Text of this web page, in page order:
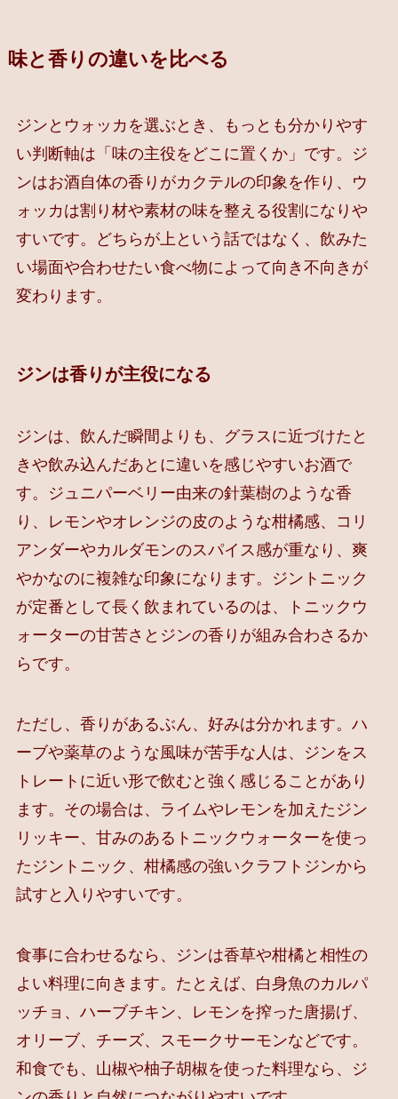
味と香りの違いを比べる
ジンとウォッカを選ぶとき、もっとも分かりやす
い判断軸は「味の主役をどこに置くか」です。ジ
ンはお酒自体の香りがカクテルの印象を作り、ウ
ォッカは割り材や素材の味を整える役割になりや
すいです。どちらが上という話ではなく、飲みた
い場面や合わせたい食べ物によって向き不向きが
変わります。
ジンは香りが主役になる
ジンは、飲んだ瞬間よりも、グラスに近づけたと
きや飲み込んだあとに違いを感じやすいお酒で
す。ジュニパーベリー由来の針葉樹のような香
り、レモンやオレンジの皮のような柑橘感、コリ
アンダーやカルダモンのスパイス感が重なり、爽
やかなのに複雑な印象になります。ジントニック
が定番として長く飲まれているのは、トニックウ
ォーターの甘苦さとジンの香りが組み合わさるか
らです。
ただし、香りがあるぶん、好みは分かれます。ハ
ーブや薬草のような風味が苦手な人は、ジンをス
トレートに近い形で飲むと強く感じることがあり
ます。その場合は、ライムやレモンを加えたジン
リッキー、甘みのあるトニックウォーターを使っ
たジントニック、柑橘感の強いクラフトジンから
試すと入りやすいです。
食事に合わせるなら、ジンは香草や柑橘と相性の
よい料理に向きます。たとえば、白身魚のカルパ
ッチョ、ハーブチキン、レモンを搾った唐揚げ、
オリーブ、チーズ、スモークサーモンなどです。
和食でも、山椒や柚子胡椒を使った料理なら、ジ